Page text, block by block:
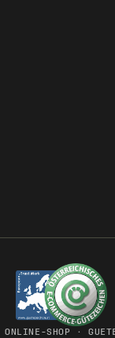
ONLINE-SHOP ·